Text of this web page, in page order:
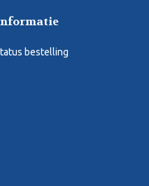
bestelling